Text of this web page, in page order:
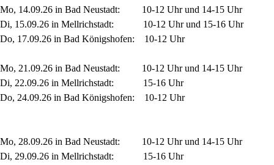
Mo, 14.09.26 in Bad Neustadt: 10-12 Uhr und 14-15 Uhr
Di, 15.09.26 in Mellrichstadt: 10-12 Uhr und 15-16 Uhr
Do, 17.09.26 in Bad Königshofen: 10-12 Uhr
Mo, 21.09.26 in Bad Neustadt: 10-12 Uhr und 14-15 Uhr
Di, 22.09.26 in Mellrichstadt: 15-16 Uhr
Do, 24.09.26 in Bad Königshofen: 10-12 Uhr
Mo, 28.09.26 in Bad Neustadt: 10-12 Uhr und 14-15 Uhr
Di, 29.09.26 in Mellrichstadt: 15-16 Uhr